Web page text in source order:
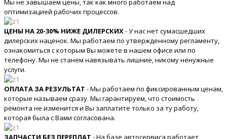
Мы не завышаем цены, так как много работаем над
оптимизацией рабочих процессов.
ЦЕНЫ НА 20-30% НИЖЕ ДИЛЕРСКИХ- У нас нет сумасшедших
дилерских наценок. Мы работаем по утвержденному регламенту,
ознакомиться с которым Вы можете в нашем офисе или по
телефону. Мы не станем навязывать лишние, никому ненужные
услуги.
ОПЛАТА ЗА РЕЗУЛЬТАТ - Мы работаем по фиксированным ценам,
которые называем сразу. Мы гарантируем, что стоимость
ремонта не изменится и Вы заплатите только за ту работу,
которая была с Вами согласована.
ЗАПЧАСТИ БЕЗ ПЕРЕПЛАТ - На базе автосервиса работает